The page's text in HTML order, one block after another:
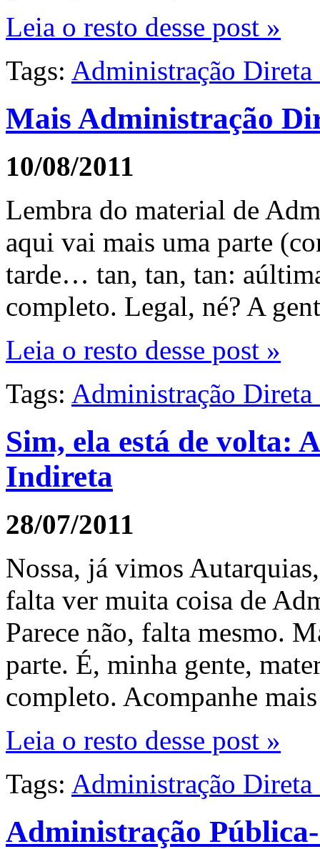
Leia o resto desse post »
Tags: Administração Direta
Mais Administração
10/08/2011
Lembra do material de
aqui vai mais uma parte
tarde… tan, tan, tan:
completo. Legal, né? A
Leia o resto desse post »
Tags: Administração Direta
Sim, ela está de volta:
Indireta
28/07/2011
Nossa, já vimos
falta ver muita coisa de
Parece não, falta mesmo.
parte. É, minha gente,
completo. Acompanhe
Leia o resto desse post »
Tags: Administração Direta
Administração